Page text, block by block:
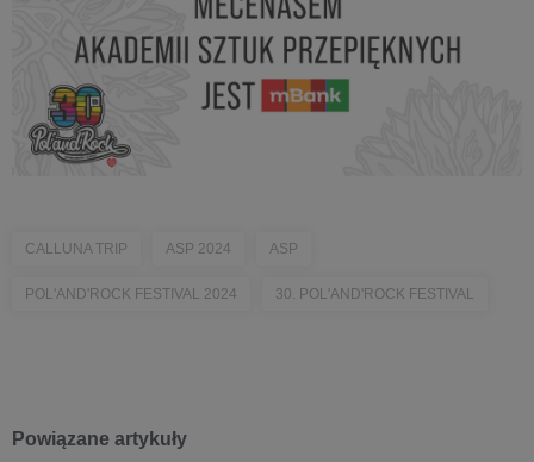
CALLUNA TRIP ASP 2024 ASP
POL'AND'ROCK FESTIVAL 2024 30. POL'AND'ROCK FESTIVAL
Powiązane artykuły